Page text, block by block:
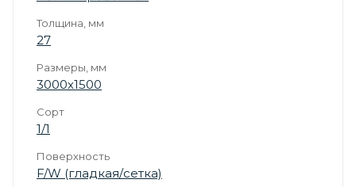
Толщина, мм
27
Размеры, мм
3000х1500
Сорт
1/1
Поверхность
F/W (гладкая/сетка)